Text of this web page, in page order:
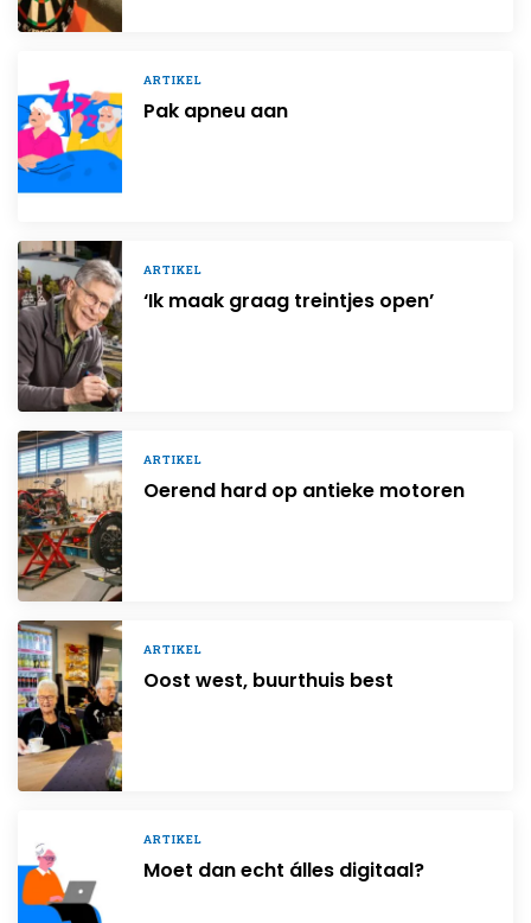
ARTIKEL
Pak apneu aan
ARTIKEL
‘Ik maak graag treintjes open’
ARTIKEL
Oerend hard op antieke motoren
ARTIKEL
Oost west, buurthuis best
ARTIKEL
Moet dan echt álles digitaal?